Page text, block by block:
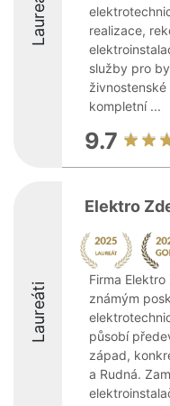
Laureáti
realizace,
služby pro
kompletní ...
9.7
Laureáti
Elektro
Firma
známým
působí
západ,
a Rudná.